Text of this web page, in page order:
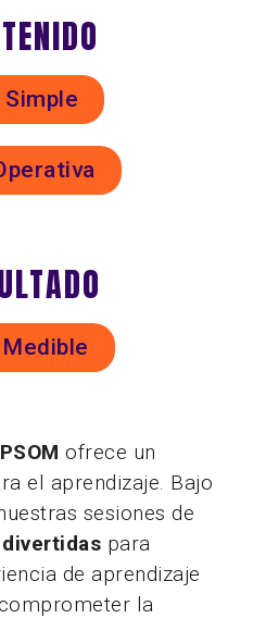
Simple
Medible
ofrece un
el aprendizaje. Bajo
sesiones de
divertidas para
de aprendizaje
la